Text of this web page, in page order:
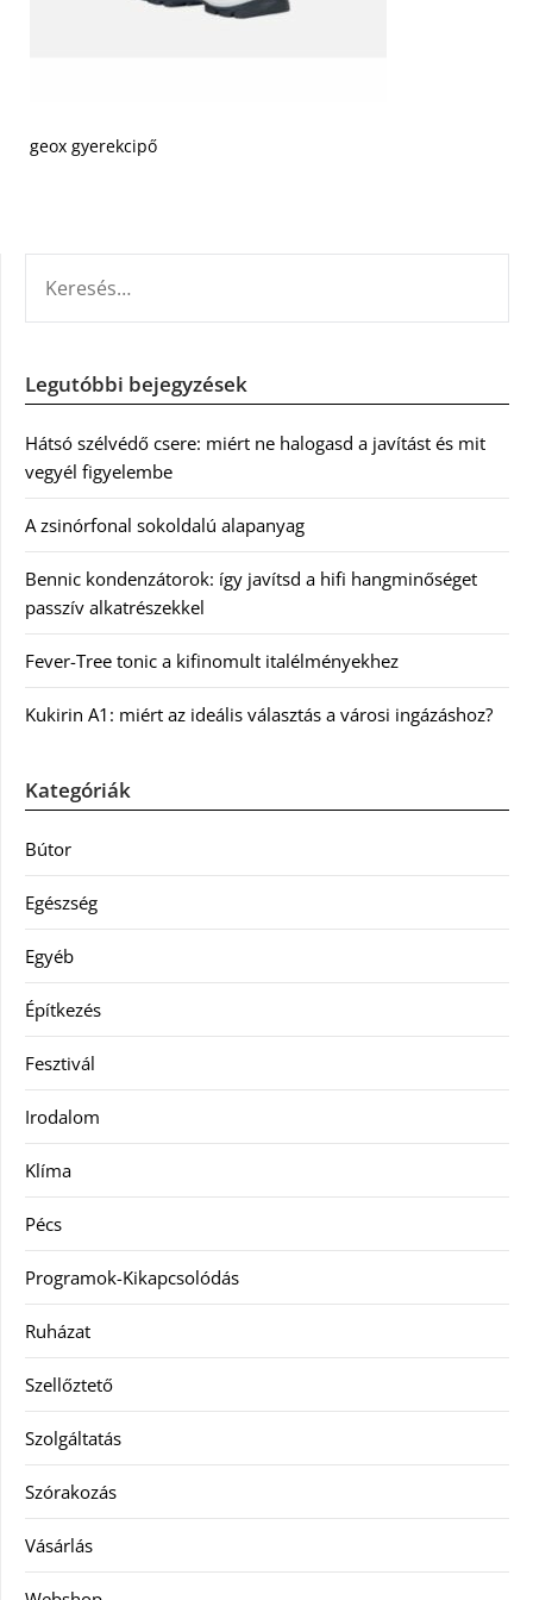
geox gyerekcipő
Legutóbbi bejegyzések
Hátsó szélvédő csere: miért ne halogasd a javítást és mit
vegyél figyelembe
A zsinórfonal sokoldalú alapanyag
Bennic kondenzátorok: így javítsd a hifi hangminőséget
passzív alkatrészekkel
Fever-Tree tonic a kifinomult italélményekhez
Kukirin A1: miért az ideális választás a városi ingázáshoz?
Kategóriák
Bútor
Egészség
Egyéb
Építkezés
Fesztivál
Irodalom
Klíma
Pécs
Programok-Kikapcsolódás
Ruházat
Szellőztető
Szolgáltatás
Szórakozás
Vásárlás